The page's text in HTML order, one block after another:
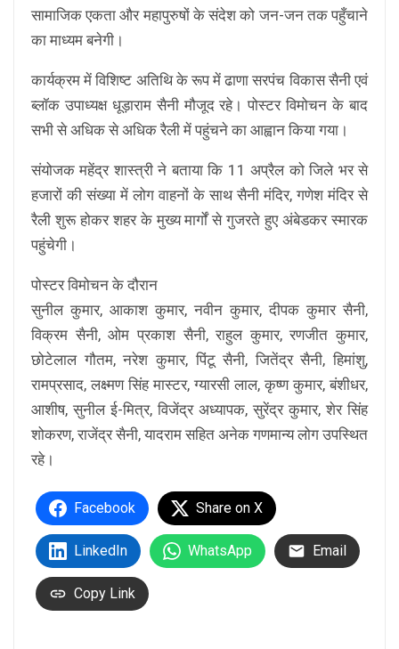
सामाजिक एकता और महापुरुषों के संदेश को जन-जन तक पहुँचाने
का माध्यम बनेगी।
कार्यक्रम में विशिष्ट अतिथि के रूप में ढाणा सरपंच विकास सैनी एवं
ब्लॉक उपाध्यक्ष धूड़ाराम सैनी मौजूद रहे। पोस्टर विमोचन के बाद
सभी से अधिक से अधिक रैली में पहुंचने का आह्वान किया गया।
संयोजक महेंद्र शास्त्री ने बताया कि 11 अप्रैल को जिले भर से
हजारों की संख्या में लोग वाहनों के साथ सैनी मंदिर, गणेश मंदिर से
रैली शुरू होकर शहर के मुख्य मार्गों से गुजरते हुए अंबेडकर स्मारक
पहुंचेगी।
पोस्टर विमोचन के दौरान
सुनील कुमार, आकाश कुमार, नवीन कुमार, दीपक कुमार सैनी,
विक्रम सैनी, ओम प्रकाश सैनी, राहुल कुमार, रणजीत कुमार,
छोटेलाल गौतम, नरेश कुमार, पिंटू सैनी, जितेंद्र सैनी, हिमांशु,
रामप्रसाद, लक्ष्मण सिंह मास्टर, ग्यारसी लाल, कृष्ण कुमार, बंशीधर,
आशीष, सुनील ई-मित्र, विजेंद्र अध्यापक, सुरेंद्र कुमार, शेर सिंह
शोकरण, राजेंद्र सैनी, यादराम सहित अनेक गणमान्य लोग उपस्थित
रहे।
Facebook Share on X
LinkedIn WhatsApp Email
Copy Link